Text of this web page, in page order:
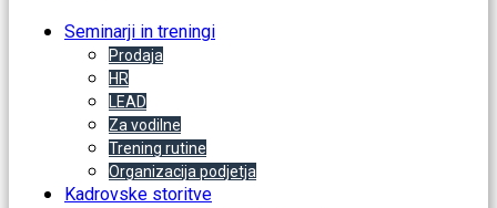
Seminarji in treningi
Prodaja
HR
LEAD
Za vodilne
Trening rutine
Organizacija podjetja
Kadrovske storitve